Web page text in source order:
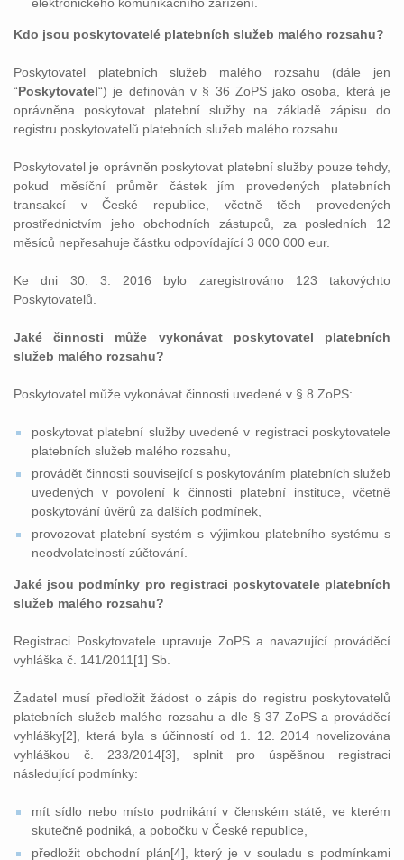
Kdo jsou poskytovatelé platebních služeb malého rozsahu?
Poskytovatel platebních služeb malého rozsahu (dále jen
“Poskytovatel“) je definován v § 36 ZoPS jako osoba, která je
oprávněna poskytovat platební služby na základě zápisu do
registru poskytovatelů platebních služeb malého rozsahu.
Poskytovatel je oprávněn poskytovat platební služby pouze tehdy,
pokud měsíční průměr částek jím provedených platebních
transakcí v České republice, včetně těch provedených
prostřednictvím jeho obchodních zástupců, za posledních 12
měsíců nepřesahuje částku odpovídající 3 000 000 eur.
Ke dni 30. 3. 2016 bylo zaregistrováno 123 takovýchto
Poskytovatelů.
Jaké činnosti může vykonávat poskytovatel platebních
služeb malého rozsahu?
Poskytovatel může vykonávat činnosti uvedené v § 8 ZoPS:
poskytovat platební služby uvedené v registraci poskytovatele
platebních služeb malého rozsahu,
provádět činnosti související s poskytováním platebních služeb
uvedených v povolení k činnosti platební instituce, včetně
poskytování úvěrů za dalších podmínek,
provozovat platební systém s výjimkou platebního systému s
neodvolatelností zúčtování.
Jaké jsou podmínky pro registraci poskytovatele platebních
služeb malého rozsahu?
Registraci Poskytovatele upravuje ZoPS a navazující prováděcí
vyhláška č. 141/2011[1] Sb.
Žadatel musí předložit žádost o zápis do registru poskytovatelů
platebních služeb malého rozsahu a dle § 37 ZoPS a prováděcí
vyhlášky[2], která byla s účinností od 1. 12. 2014 novelizována
vyhláškou č. 233/2014[3], splnit pro úspěšnou registraci
následující podmínky:
mít sídlo nebo místo podnikání v členském státě, ve kterém
skutečně podniká, a pobočku v České republice,
předložit obchodní plán[4], který je v souladu s podmínkami